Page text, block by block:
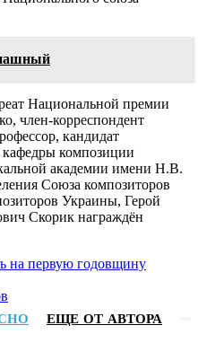
Национальной премии
член-корреспондент
кандидат
композиции
академии имени Н.В.
Союза композиторов
Украины, Герой
Скорик награждён
на первую годовщину
ЕЩЕ ОТ АВТОРА